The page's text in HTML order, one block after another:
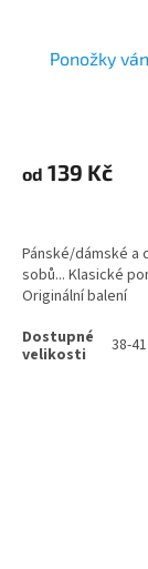
Ponožky
od 139 Kč
Pánské/dámské a
sobů... Klasické
Originální balení
38-41